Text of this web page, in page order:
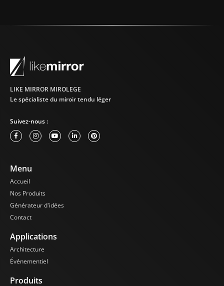
LIKE MIRROR MIROLEGE
Le spécialiste du miroir tendu léger
Suivez-nous :
Menu
Accueil
Nos Produits
Générateur d'idées
Contact
Applications
Architecture
Événementiel
Produits